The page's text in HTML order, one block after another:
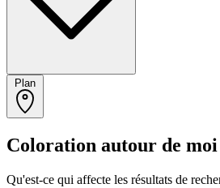
Coloration autour de
Qu'est-ce qui affecte les résultats de